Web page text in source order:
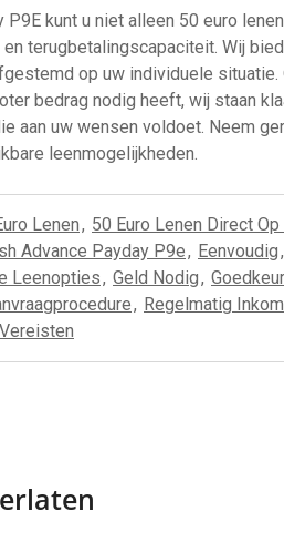
P9E kunt u niet alleen 50 euro
terugbetalingscapaciteit. Wij
op uw individuele
bedrag nodig heeft, wij staan
aan uw wensen voldoet. Neem
leenmogelijkheden.
Lenen, 50 Euro Lenen Direct
Advance Payday P9e, Eenvoudig,
Leenopties, Geld Nodig,
, Regelmatig
Vereisten